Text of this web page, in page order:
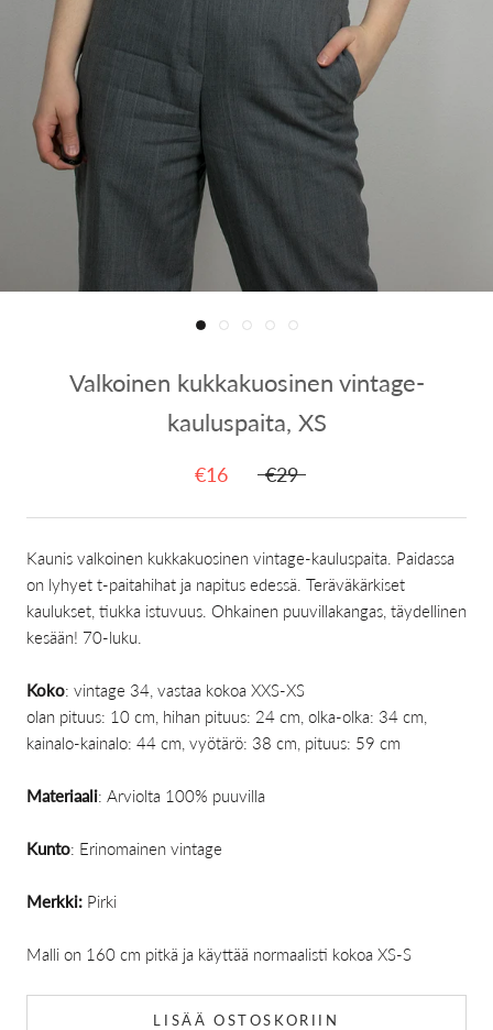
Valkoinen kukkakuosinen vintage-
kauluspaita, XS
€16 €29
Kaunis valkoinen kukkakuosinen vintage-kauluspaita. Paidassa
on lyhyet t-paitahihat ja napitus edessä. Teräväkärkiset
kaulukset, tiukka istuvuus. Ohkainen puuvillakangas, täydellinen
kesään! 70-luku.
Koko: vintage 34, vastaa kokoa XXS-XS
olan pituus: 10 cm, hihan pituus: 24 cm, olka-olka: 34 cm,
kainalo-kainalo: 44 cm, vyötärö: 38 cm, pituus: 59 cm
Materiaali: Arviolta 100% puuvilla
Kunto: Erinomainen vintage
Merkki: Pirki
Malli on 160 cm pitkä ja käyttää normaalisti kokoa XS-S
LISÄÄ OSTOSKORIIN